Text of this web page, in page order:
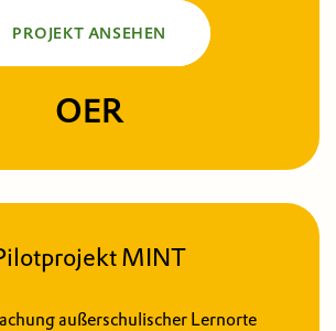
PROJEKT ANSEHEN
OER
MINT
außerschulischer Lernorte